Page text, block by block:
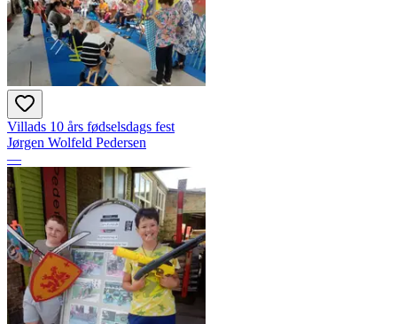
Villads 10 års fødselsdags fest
Jørgen Wolfeld Pedersen
—